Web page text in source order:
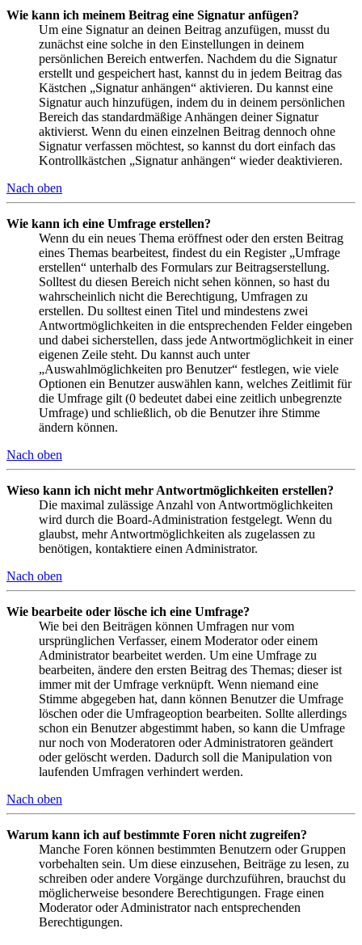
Wie kann ich meinem Beitrag eine Signatur anfügen?
Um eine Signatur an deinen Beitrag anzufügen, musst du
zunächst eine solche in den Einstellungen in deinem
persönlichen Bereich entwerfen. Nachdem du die Signatur
erstellt und gespeichert hast, kannst du in jedem Beitrag das
Kästchen „Signatur anhängen“ aktivieren. Du kannst eine
Signatur auch hinzufügen, indem du in deinem persönlichen
Bereich das standardmäßige Anhängen deiner Signatur
aktivierst. Wenn du einen einzelnen Beitrag dennoch ohne
Signatur verfassen möchtest, so kannst du dort einfach das
Kontrollkästchen „Signatur anhängen“ wieder deaktivieren.
Nach oben
Wie kann ich eine Umfrage erstellen?
Wenn du ein neues Thema eröffnest oder den ersten Beitrag
eines Themas bearbeitest, findest du ein Register „Umfrage
erstellen“ unterhalb des Formulars zur Beitragserstellung.
Solltest du diesen Bereich nicht sehen können, so hast du
wahrscheinlich nicht die Berechtigung, Umfragen zu
erstellen. Du solltest einen Titel und mindestens zwei
Antwortmöglichkeiten in die entsprechenden Felder eingeben
und dabei sicherstellen, dass jede Antwortmöglichkeit in einer
eigenen Zeile steht. Du kannst auch unter
„Auswahlmöglichkeiten pro Benutzer“ festlegen, wie viele
Optionen ein Benutzer auswählen kann, welches Zeitlimit für
die Umfrage gilt (0 bedeutet dabei eine zeitlich unbegrenzte
Umfrage) und schließlich, ob die Benutzer ihre Stimme
ändern können.
Nach oben
Wieso kann ich nicht mehr Antwortmöglichkeiten erstellen?
Die maximal zulässige Anzahl von Antwortmöglichkeiten
wird durch die Board-Administration festgelegt. Wenn du
glaubst, mehr Antwortmöglichkeiten als zugelassen zu
benötigen, kontaktiere einen Administrator.
Nach oben
Wie bearbeite oder lösche ich eine Umfrage?
Wie bei den Beiträgen können Umfragen nur vom
ursprünglichen Verfasser, einem Moderator oder einem
Administrator bearbeitet werden. Um eine Umfrage zu
bearbeiten, ändere den ersten Beitrag des Themas; dieser ist
immer mit der Umfrage verknüpft. Wenn niemand eine
Stimme abgegeben hat, dann können Benutzer die Umfrage
löschen oder die Umfrageoption bearbeiten. Sollte allerdings
schon ein Benutzer abgestimmt haben, so kann die Umfrage
nur noch von Moderatoren oder Administratoren geändert
oder gelöscht werden. Dadurch soll die Manipulation von
laufenden Umfragen verhindert werden.
Nach oben
Warum kann ich auf bestimmte Foren nicht zugreifen?
Manche Foren können bestimmten Benutzern oder Gruppen
vorbehalten sein. Um diese einzusehen, Beiträge zu lesen, zu
schreiben oder andere Vorgänge durchzuführen, brauchst du
möglicherweise besondere Berechtigungen. Frage einen
Moderator oder Administrator nach entsprechenden
Berechtigungen.